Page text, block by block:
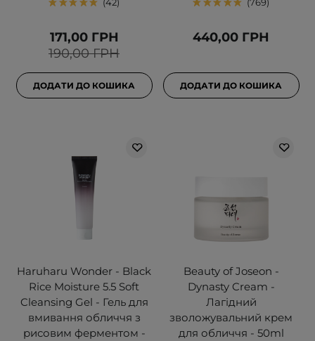
42
190,00 ГРН
171,00 ГРН
ДОДАТИ ДО КОШИКА
769
440,00 ГРН
ДОДАТИ ДО КОШИКА
Haruharu Wonder - Black
Rice Moisture 5.5 Soft
Cleansing Gel - Гель для
вмивання обличчя з
рисовим ферментом -
Beauty of Joseon -
Dynasty Cream -
Лагідний
зволожувальний крем
для обличчя - 50ml